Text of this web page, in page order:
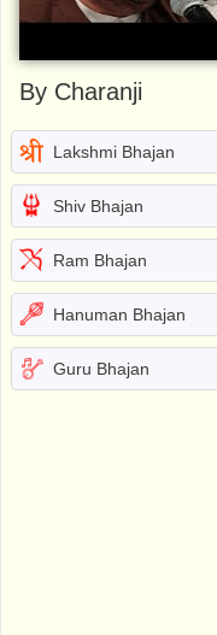
By Charanji
Lakshmi Bhajan
Shiv Bhajan
Ram Bhajan
Hanuman Bhajan
Guru Bhajan